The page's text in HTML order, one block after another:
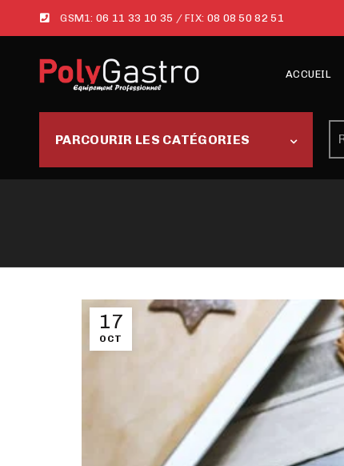
GSM1:06 11 33 10 35 / FIX: 08 08 50 82 51
ACCUEIL
PARCOURIR LES CATÉGORIES
17
OCT